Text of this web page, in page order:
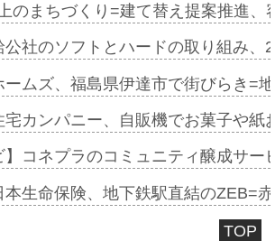
のまちづくり=建て替え提案推進
公社のソフトとハードの取り組み
ームズ、福島県伊達市で街びらき=
宅カンパニー、自販機でお菓子や
】コネプラのコミュニティ醸成サ
本生命保険、地下鉄駅直結のZEB=
TOP